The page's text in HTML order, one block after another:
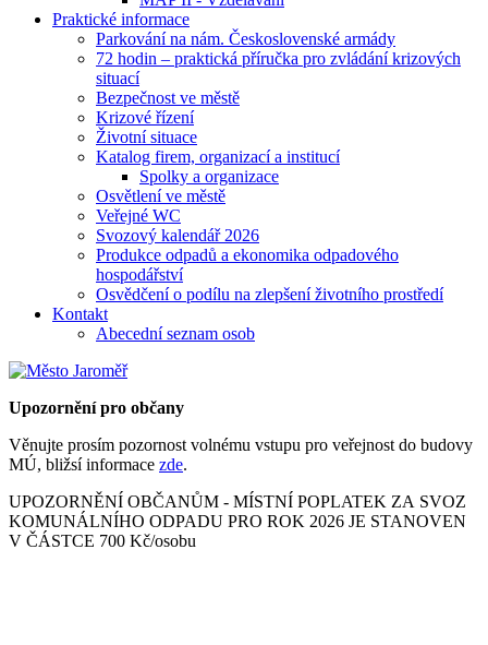
Praktické informace
Parkování na nám. Československé armády
72 hodin – praktická příručka pro zvládání krizových
situací
Bezpečnost ve městě
Krizové řízení
Životní situace
Katalog firem, organizací a institucí
Spolky a organizace
Osvětlení ve městě
Veřejné WC
Svozový kalendář 2026
Produkce odpadů a ekonomika odpadového
hospodářství
Osvědčení o podílu na zlepšení životního prostředí
Kontakt
Abecední seznam osob
Upozornění pro občany
Věnujte prosím pozornost volnému vstupu pro veřejnost do budovy
MÚ, bližsí informace zde.
UPOZORNĚNÍ OBČANŮM - MÍSTNÍ POPLATEK ZA SVOZ
KOMUNÁLNÍHO ODPADU PRO ROK 2026 JE STANOVEN
V ČÁSTCE 700 Kč/osobu